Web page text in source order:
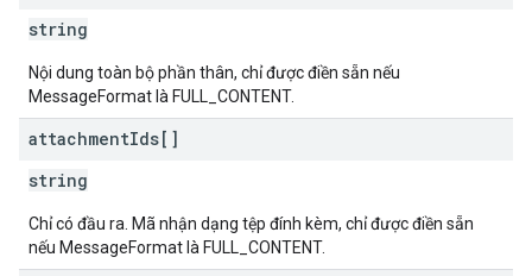
string
Nội dung toàn bộ phần thân, chỉ được điền sẵn nếu
MessageFormat là FULL_CONTENT.
attachmentIds[]
string
Chỉ có đầu ra. Mã nhận dạng tệp đính kèm, chỉ được điền sẵn
nếu MessageFormat là FULL_CONTENT.